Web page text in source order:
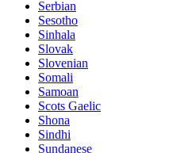
Serbian
Sesotho
Sinhala
Slovak
Slovenian
Somali
Samoan
Scots Gaelic
Shona
Sindhi
Sundanese